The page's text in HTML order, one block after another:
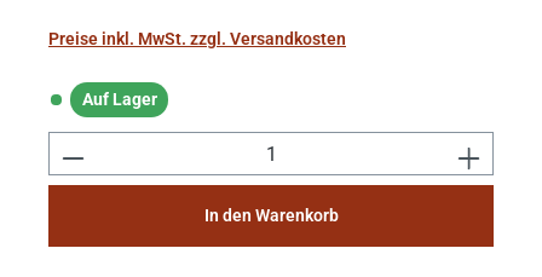
Preise inkl. MwSt. zzgl. Versandkosten
Auf Lager
Auf Lager
Produkt Anzahl: Gib den gewünschten
In den Warenkorb